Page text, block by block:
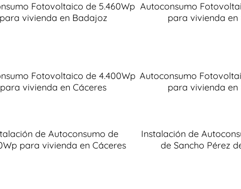
Fotovoltaico de 5.460Wp
para vivienda en Badajoz
Autoconsumo
para vivienda en
Fotovoltaico de 4.400Wp
para vivienda en Cáceres
Autoconsumo
para vivienda en
de Autoconsumo de
para vivienda en Cáceres
Instalación de
de Sancho Pérez